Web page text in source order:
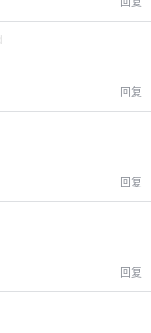
回复
回复
回复
回复
6位以上